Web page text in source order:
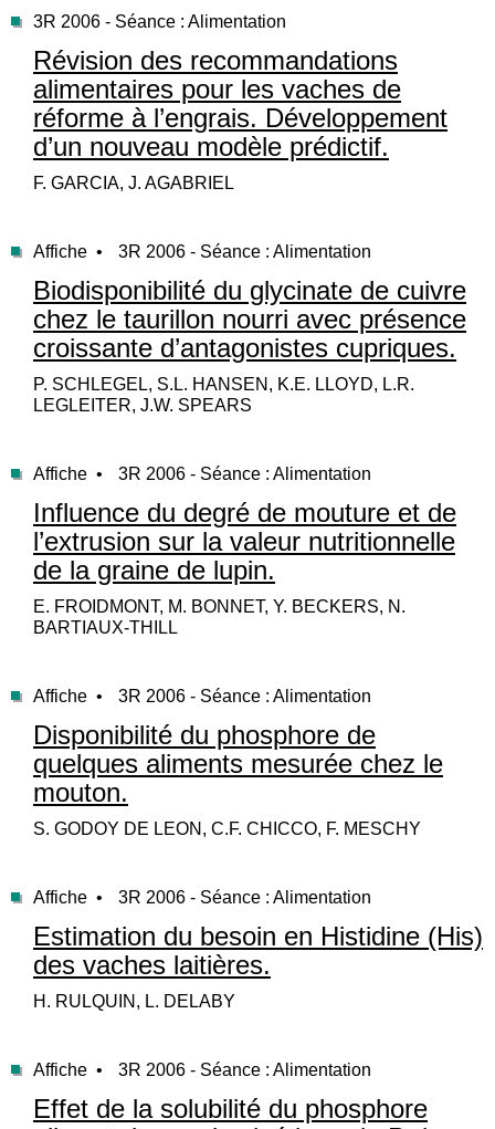
3R 2006 - Séance : Alimentation
Révision des recommandations
alimentaires pour les vaches de
réforme à l’engrais. Développement
d’un nouveau modèle prédictif.
F. GARCIA, J. AGABRIEL
Affiche • 3R 2006 - Séance : Alimentation
Biodisponibilité du glycinate de cuivre
chez le taurillon nourri avec présence
croissante d’antagonistes cupriques.
P. SCHLEGEL, S.L. HANSEN, K.E. LLOYD, L.R.
LEGLEITER, J.W. SPEARS
Affiche • 3R 2006 - Séance : Alimentation
Influence du degré de mouture et de
l’extrusion sur la valeur nutritionnelle
de la graine de lupin.
E. FROIDMONT, M. BONNET, Y. BECKERS, N.
BARTIAUX-THILL
Affiche • 3R 2006 - Séance : Alimentation
Disponibilité du phosphore de
quelques aliments mesurée chez le
mouton.
S. GODOY DE LEON, C.F. CHICCO, F. MESCHY
Affiche • 3R 2006 - Séance : Alimentation
Estimation du besoin en Histidine (His)
des vaches laitières.
H. RULQUIN, L. DELABY
Affiche • 3R 2006 - Séance : Alimentation
Effet de la solubilité du phosphore